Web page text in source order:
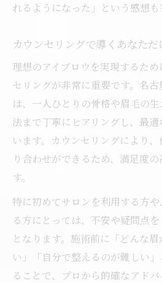
れるようになった」という感想も
カウンセリングで導くあなただ
理想のアイブロウを実現するた
セリングが非常に重要です。名
は、一人ひとりの骨格や眉毛の
法まで丁寧にヒアリングし、最
います。カウンセリングにより
り合わせができるため、満足度
す。
特に初めてサロンを利用する方
る方にとっては、不安や疑問点
となります。施術前に「どんな
い」「自分で整えるのが難しい
ることで、プロから的確なアドバ